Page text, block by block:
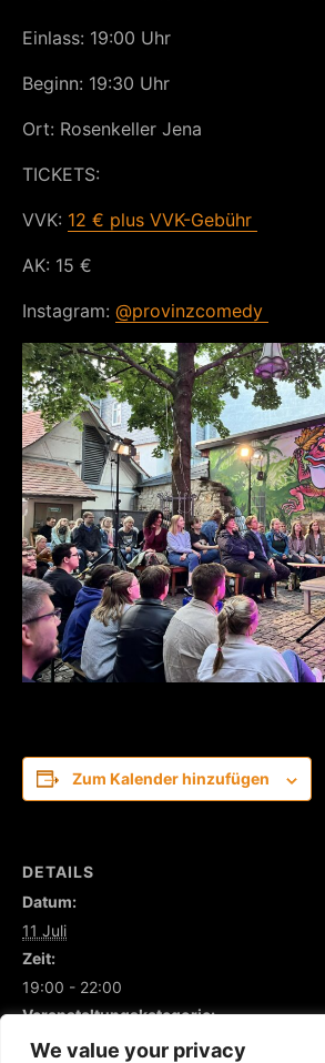
We value your privacy
Einlass: 19:00 Uhr
Beginn: 19:30 Uhr
Ort: Rosenkeller Jena
TICKETS:
VVK: 12 € plus VVK-Gebühr
AK: 15 €
​Instagram: @provinzcomedy
Zum Kalender hinzufügen
DETAILS
Datum:
11 Juli
Zeit:
19:00 - 22:00
Veranstaltungskategorie:
Comedy